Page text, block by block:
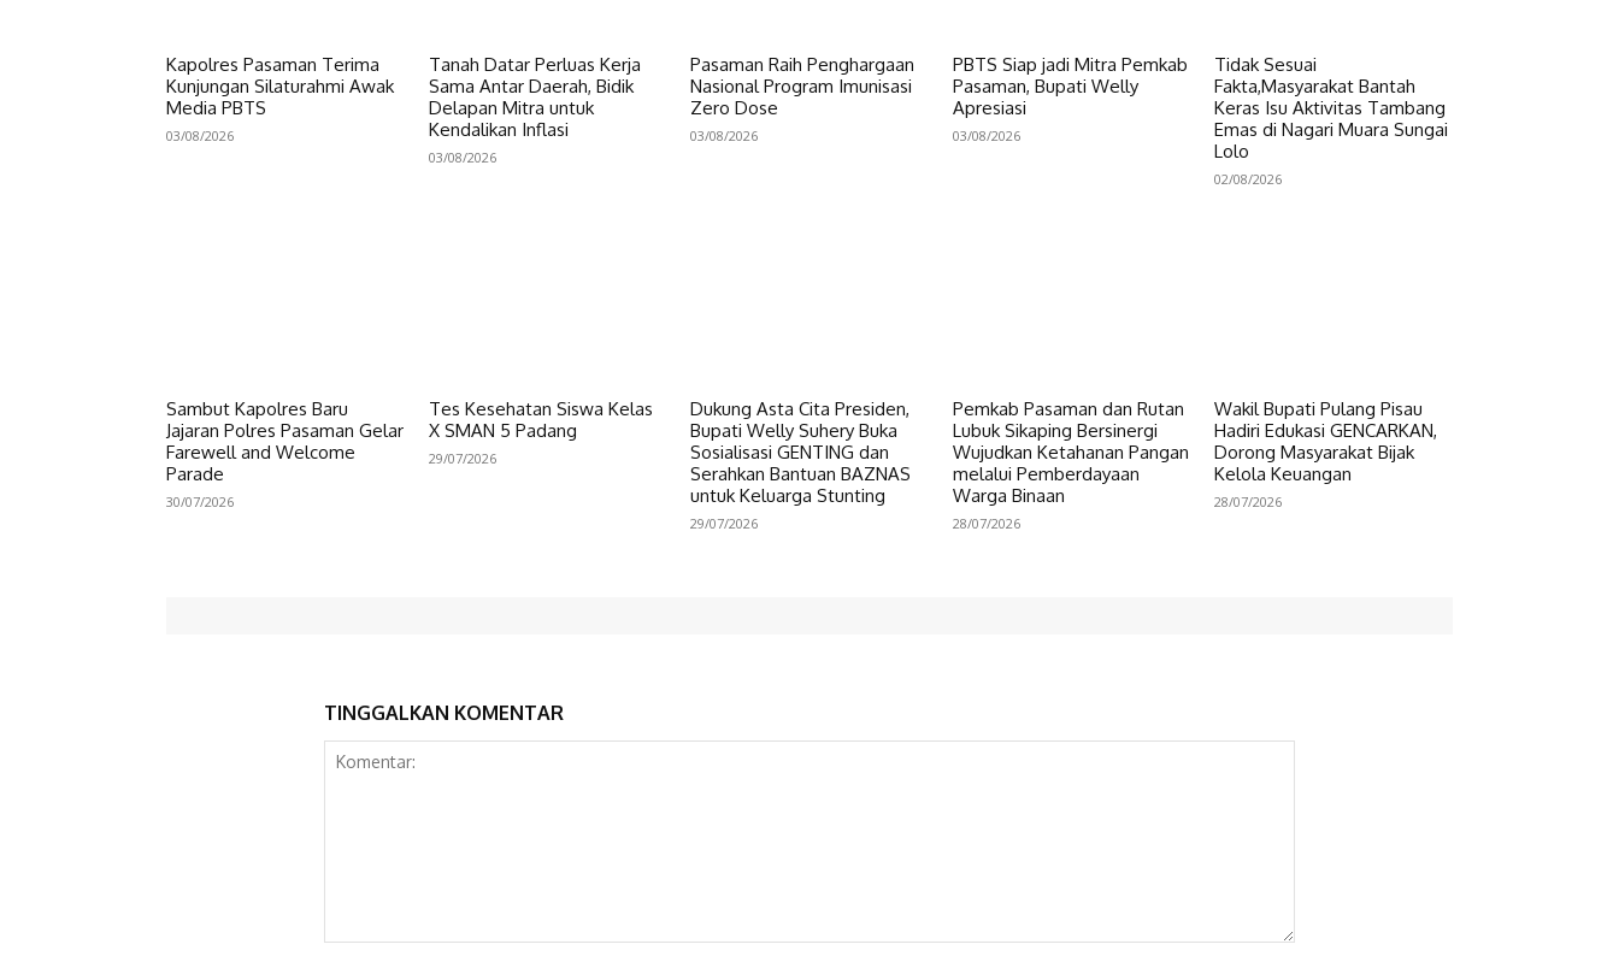
Kapolres Pasaman Terima
Kunjungan Silaturahmi Awak
Media PBTS
03/08/2026
Tanah Datar Perluas Kerja
Sama Antar Daerah, Bidik
Delapan Mitra untuk
Kendalikan Inflasi
03/08/2026
Pasaman Raih Penghargaan
Nasional Program Imunisasi
Zero Dose
03/08/2026
PBTS Siap jadi Mitra Pemkab
Pasaman, Bupati Welly
Apresiasi
03/08/2026
Tidak Sesuai
Fakta,Masyarakat Bantah
Keras Isu Aktivitas Tambang
Emas di Nagari Muara Sungai
Lolo
02/08/2026
Sambut Kapolres Baru
Jajaran Polres Pasaman Gelar
Farewell and Welcome
Parade
30/07/2026
Tes Kesehatan Siswa Kelas
X SMAN 5 Padang
29/07/2026
Dukung Asta Cita Presiden,
Bupati Welly Suhery Buka
Sosialisasi GENTING dan
Serahkan Bantuan BAZNAS
untuk Keluarga Stunting
29/07/2026
Pemkab Pasaman dan Rutan
Lubuk Sikaping Bersinergi
Wujudkan Ketahanan Pangan
melalui Pemberdayaan
Warga Binaan
28/07/2026
Wakil Bupati Pulang Pisau
Hadiri Edukasi GENCARKAN,
Dorong Masyarakat Bijak
Kelola Keuangan
28/07/2026
TINGGALKAN KOMENTAR